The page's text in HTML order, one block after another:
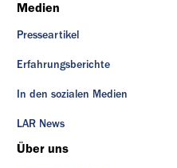
Medien
Presseartikel
Erfahrungsberichte
In den sozialen Medien
LAR News
Über uns